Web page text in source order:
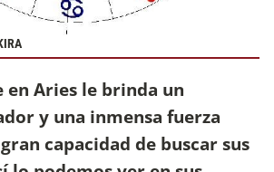
en Aries le brinda un
y una inmensa fuerza
capacidad de buscar sus